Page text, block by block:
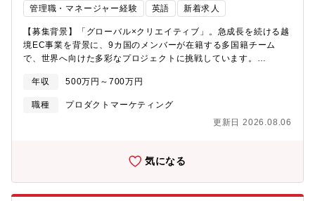
体制の構築・顧客のニーズに沿ったパブリッククラウド設計・構
築・セキュリティを意識した運用の自動化経験・最新のセキュリ
ティ製品のプリセ～検証～設計構築・顧客との折衝経験■キャリア
パス・IT／セキュリティコンサルタント・プロジェクトリーダー
／プロジェクトマネージャー／PMO・CISO■魅力・エンジニアフ
との1on1で実現を目指せる。配属はこだわっています。・働きや
すさ→パーソルHDのグループ企業だからこその働きやすさがあり
率：約81%リモート環境あり：週3以上リモートが62%
管理職・マネージャー経験 英語 新着求人
【募集背景】「グローバル×クリエイティブ」。急成長を続ける越
境EC事業を背景に、9カ国のメンバーが在籍する多国籍チーム
で、世界へ向けた多彩なプロジェクトに挑戦しています。
です。クライアントとクリエイターを繋ぐ架け橋として、プロジ
ェクトを進めるだけでなく制作フローやチーム体制づくりにも積
極的に関わり、一緒により良い組織をつくっていける方を歓迎し
ます。案件増加に伴い、現在は営業とクリエイターで奮闘してい
げ、プロジェクトを牽引してみませんか。【仕事内容】■多様なク
要件定義～制作進行管理まで幅広く対応します。■プロジェクトの
年収 500万円～700万円
職種
プロダクトマーケティング
更新日 2026.08.06
気になる